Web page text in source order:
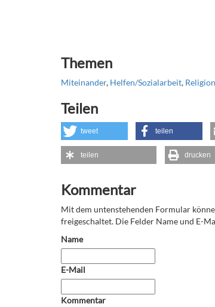
Themen
Miteinander, Helfen/Sozialarbeit, Religion
Teilen
tweet teilen
teilen drucken
Kommentar
Mit dem untenstehenden Formular
freigeschaltet. Die Felder Name und E-
Name
E-Mail
Kommentar